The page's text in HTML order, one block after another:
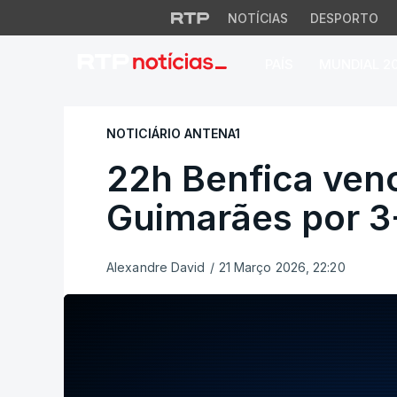
NOTÍCIAS DESPORTO
22h Benfica
NOTICIÁRIO ANTENA1
22h Benfica
Guimarães por
Alexandre David / 21 Março 2026, 22:20